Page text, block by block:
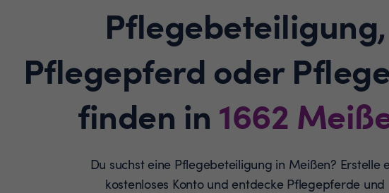
Pflegebeteiligung,
Pflegepferd oder
finden in 1662
Du suchst eine Pflegebeteiligung in Meißen? Erstelle
kostenloses Konto und entdecke Pflegepferde und